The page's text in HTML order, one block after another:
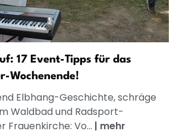
17 Event-Tipps für das
Wochenende!
Elbhang-Geschichte, schräge
Waldbad und Radsport-
Frauenkirche: Vo... | mehr